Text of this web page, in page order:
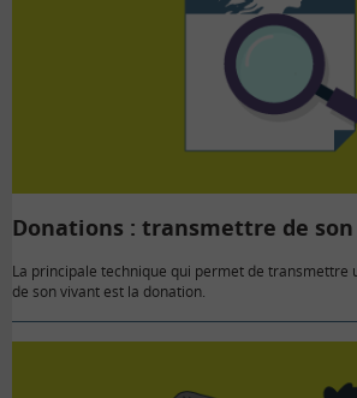
Donations : transmettre de
La principale technique qui permet de transmettre
de son vivant est la donation.